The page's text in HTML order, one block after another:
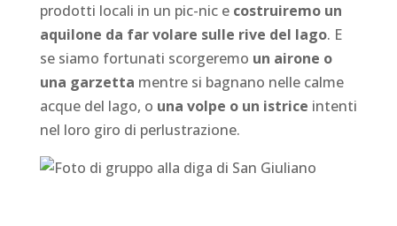
prodotti locali in un pic-nic e costruiremo un
aquilone da far volare sulle rive del lago. E
se siamo fortunati scorgeremo un airone o
una garzetta mentre si bagnano nelle calme
acque del lago, o una volpe o un istrice intenti
nel loro giro di perlustrazione.